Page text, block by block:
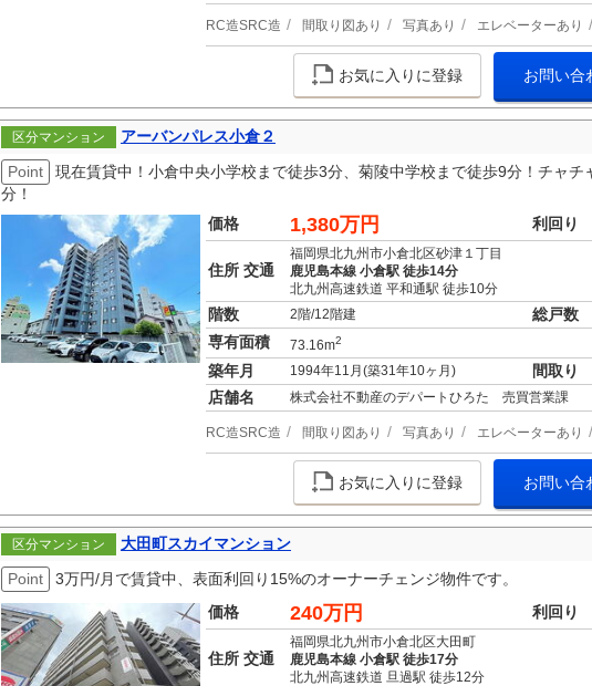
RC造SRC造 間取り図あり 写真あり エレベーターあり
お気に入りに登録 お問い合
区分マンション
アーバンパレス小倉２
Point
現在賃貸中！小倉中央小学校まで徒歩3分、菊陵中学校まで徒歩9分！チャチ
分！
価格
1,380万円 利回り
住所 交通
福岡県北九州市小倉北区砂津１丁目
鹿児島本線 小倉駅 徒歩14分
北九州高速鉄道 平和通駅 徒歩10分
階数 2階/12階建 総戸数
専有面積 73.16m2
築年月 1994年11月(築31年10ヶ月) 間取り
店舗名 株式会社不動産のデパートひろた 売買営業課
RC造SRC造 間取り図あり 写真あり エレベーターあり
お気に入りに登録 お問い合
区分マンション
大田町スカイマンション
Point
3万円/月で賃貸中、表面利回り15%のオーナーチェンジ物件です。
価格
240万円 利回り
住所 交通
福岡県北九州市小倉北区大田町
鹿児島本線 小倉駅 徒歩17分
北九州高速鉄道 旦過駅 徒歩12分